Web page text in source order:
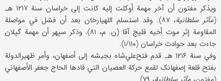
ویذکر مفتون أن آخر مهمة أوکلت إلیه کانت إلی خراسان سنة ۱۲۱۷ هـ
(مآثر سلطانیة
، ۸۷). وقد استسلم اللهیارخان بعد أن فشل في مواصلة
المقاومة إثر موت أخیه قلیج آقا (ن. م، ۸۱). وذکر سپهر أن مهمة گیلان
جاءت بعد حوادث خراسان (۱/۱۱۰).
وفي سنة ۱۲۱۶ هـ قدم فتح‌علي‌شاه بجیشه إلی أصفهان، وأمر ظهیرالدولة
بفتح قلعة إصفهانک لقمع حرکة العصیان التي قادها الحاج جعفر الأصفهاني